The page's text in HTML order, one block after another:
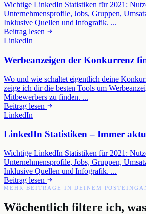
Wichtige LinkedIn Statistiken für 2021:
Unternehmensprofile, Jobs, Gruppen,
Inklusive Quellen und Infografik. ...
Beitrag lesen
LinkedIn
Werbeanzeigen der Konkurrenz
Wo und wie schaltet eigentlich deine
zeige ich dir die besten Tools um
Mitbewerbers zu finden. ...
Beitrag lesen
LinkedIn
LinkedIn Statistiken – Immer
Wichtige LinkedIn Statistiken für 2021:
Unternehmensprofile, Jobs, Gruppen,
Inklusive Quellen und Infografik. ...
Beitrag lesen
MEHR BEITRÄGE IN DEINEM
Wöchentlich filtere ich,